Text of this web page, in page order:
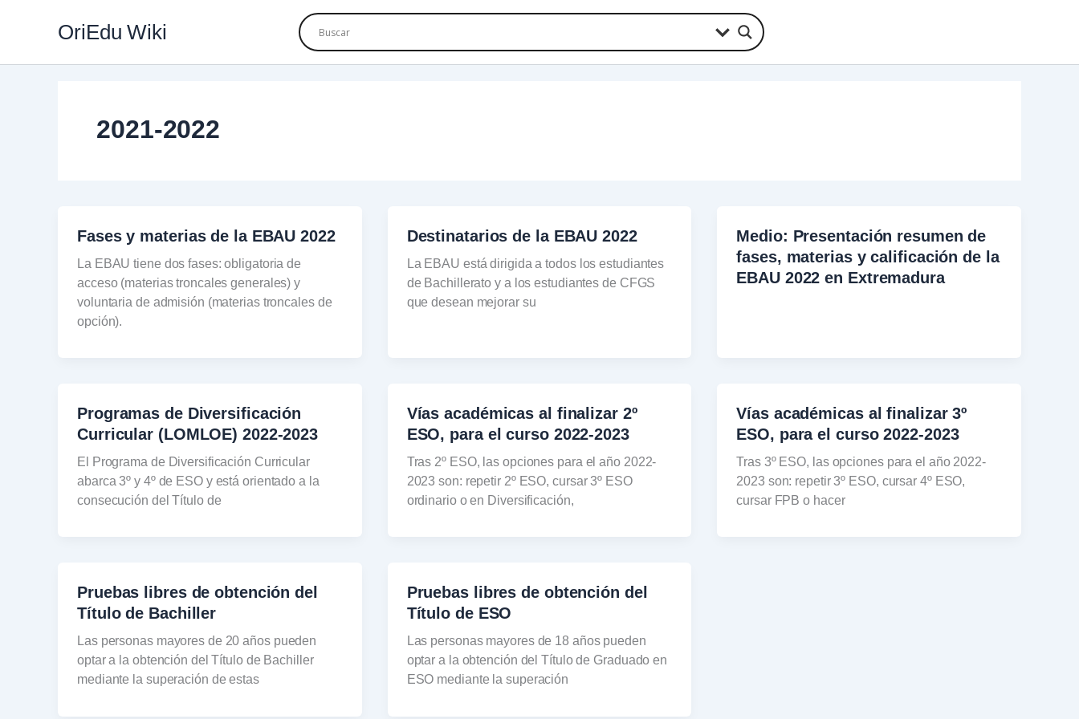
OriEdu Wiki
2021-2022
Fases y materias de la EBAU 2022
La EBAU tiene dos fases: obligatoria de
acceso (materias troncales generales) y
voluntaria de admisión (materias troncales de
opción).
Destinatarios de la EBAU 2022
La EBAU está dirigida a todos los estudiantes
de Bachillerato y a los estudiantes de CFGS
que desean mejorar su
Medio: Presentación resumen de
fases, materias y calificación de la
EBAU 2022 en Extremadura
Programas de Diversificación
Curricular (LOMLOE) 2022-2023
El Programa de Diversificación Curricular
abarca 3º y 4º de ESO y está orientado a la
consecución del Título de
Vías académicas al finalizar 2º
ESO, para el curso 2022-2023
Tras 2º ESO, las opciones para el año 2022-
2023 son: repetir 2º ESO, cursar 3º ESO
ordinario o en Diversificación,
Vías académicas al finalizar 3º
ESO, para el curso 2022-2023
Tras 3º ESO, las opciones para el año 2022-
2023 son: repetir 3º ESO, cursar 4º ESO,
cursar FPB o hacer
Pruebas libres de obtención del
Título de Bachiller
Las personas mayores de 20 años pueden
optar a la obtención del Título de Bachiller
mediante la superación de estas
Pruebas libres de obtención del
Título de ESO
Las personas mayores de 18 años pueden
optar a la obtención del Título de Graduado en
ESO mediante la superación